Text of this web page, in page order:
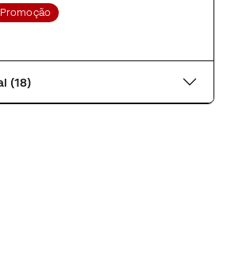
Promoção
Avaliação pessoal (18)